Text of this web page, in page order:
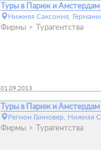
Туры в Париж и Амстердам
Нижняя Саксония,
Фирмы Турагентства
01.09.2013
Туры в Париж и Амстердам
Регион Ганновер, Нижняя
Фирмы Турагентства